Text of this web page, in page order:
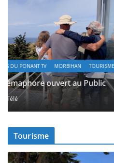
ÎLES DU PONANT TV MORBIHAN
Île de Hoëdic | Sensations
2 août 2026 Bretagne Télé
Tourisme